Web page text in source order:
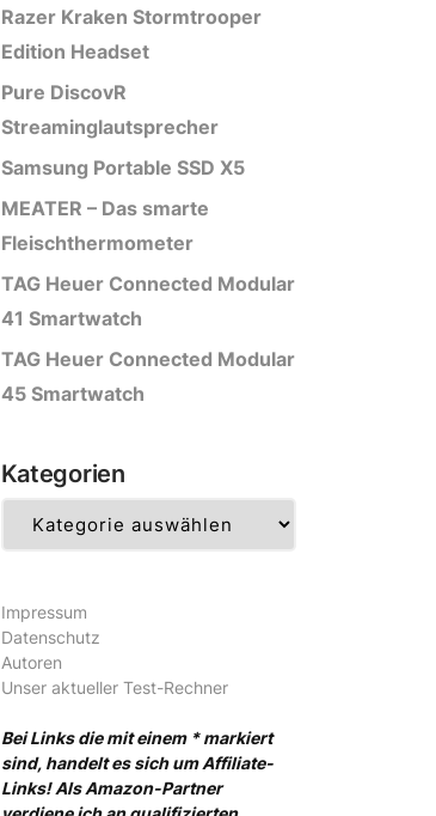
Razer Kraken Stormtrooper
Edition Headset
Pure DiscovR
Streaminglautsprecher
Samsung Portable SSD X5
MEATER – Das smarte
Fleischthermometer
TAG Heuer Connected Modular
41 Smartwatch
TAG Heuer Connected Modular
45 Smartwatch
Kategorien
Impressum
Datenschutz
Autoren
Unser aktueller Test-Rechner
Bei Links die mit einem * markiert
sind, handelt es sich um Affiliate-
Links! Als Amazon-Partner